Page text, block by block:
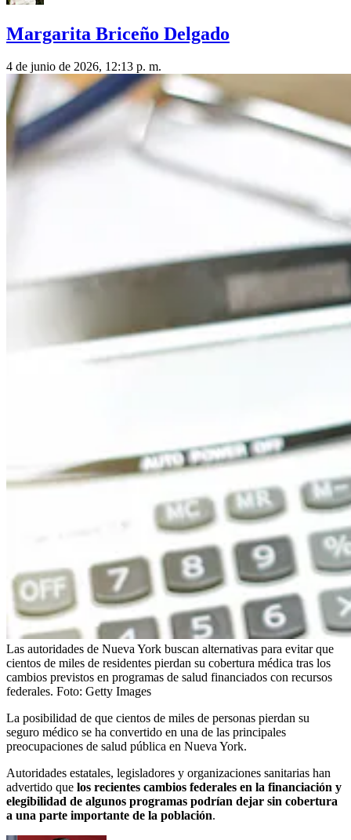
Margarita Briceño Delgado
4 de junio de 2026, 12:13 p. m.
Las autoridades de Nueva York buscan alternativas para evitar que
cientos de miles de residentes pierdan su cobertura médica tras los
cambios previstos en programas de salud financiados con recursos
federales. Foto: Getty Images
La posibilidad de que cientos de miles de personas pierdan su
seguro médico se ha convertido en una de las principales
preocupaciones de salud pública en Nueva York.
Autoridades estatales, legisladores y organizaciones sanitarias han
advertido que los recientes cambios federales en la financiación y
elegibilidad de algunos programas podrían dejar sin cobertura
a una parte importante de la población.